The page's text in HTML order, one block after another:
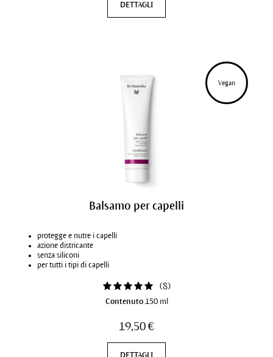
DETTAGLI
Vegan
Balsamo per capelli
protegge e nutre i capelli
azione districante
senza siliconi
per tutti i tipi di capelli
(8)
Contenuto 150 ml
19,50 €
DETTAGLI